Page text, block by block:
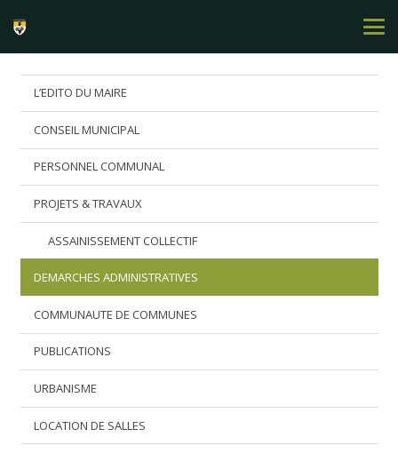
L’EDITO DU MAIRE
CONSEIL MUNICIPAL
PERSONNEL COMMUNAL
PROJETS & TRAVAUX
ASSAINISSEMENT COLLECTIF
DEMARCHES ADMINISTRATIVES
COMMUNAUTE DE COMMUNES
PUBLICATIONS
URBANISME
LOCATION DE SALLES